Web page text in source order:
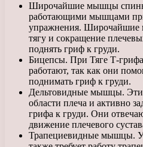
Широчайшие мышцы
работающими мышцами
упражнения. Широчайшие
тягу и сокращение
поднять гриф к груди.
Бицепсы. При Тяге Т-
работают, так как они
поднимать гриф к груди.
Дельтовидные мышцы.
области плеча и активно
грифа к груди. Они
движение плечевого
Трапециевидные мышцы.